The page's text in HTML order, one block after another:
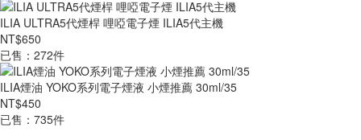
ILIA ULTRA5代煙桿 哩啞電子煙 ILIA5代主機
NT$650
已售：272件
ILIA煙油 YOKO系列電子煙液 小煙推薦 30ml/35
NT$450
已售：735件